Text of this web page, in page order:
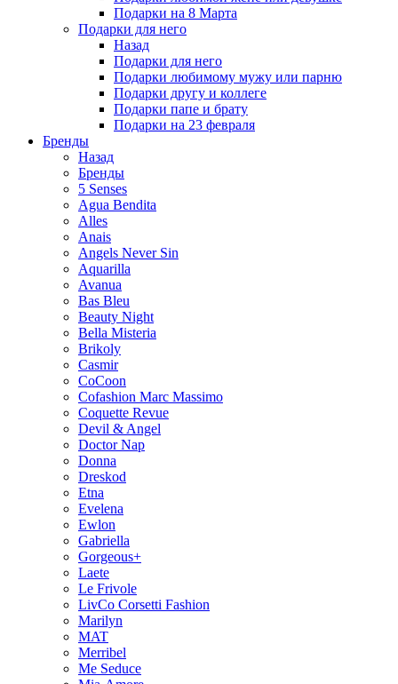
Подарки на 8 Марта
Подарки для него
Назад
Подарки для него
Подарки любимому мужу или парню
Подарки другу и коллеге
Подарки папе и брату
Подарки на 23 февраля
Бренды
Назад
Бренды
5 Senses
Agua Bendita
Alles
Anais
Angels Never Sin
Aquarilla
Avanua
Bas Bleu
Beauty Night
Bella Misteria
Brikoly
Casmir
CoCoon
Cofashion Marc Massimo
Coquette Revue
Devil & Angel
Doctor Nap
Donna
Dreskod
Etna
Evelena
Ewlon
Gabriella
Gorgeous+
Laete
Le Frivole
LivCo Corsetti Fashion
Marilyn
MAT
Merribel
Me Seduce